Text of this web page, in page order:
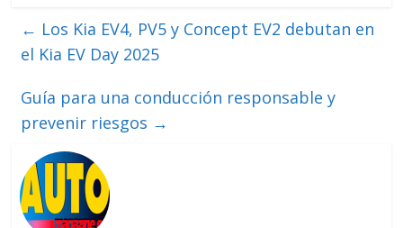
← Los Kia EV4, PV5 y Concept EV2 debutan en
el Kia EV Day 2025
Guía para una conducción responsable y
prevenir riesgos →